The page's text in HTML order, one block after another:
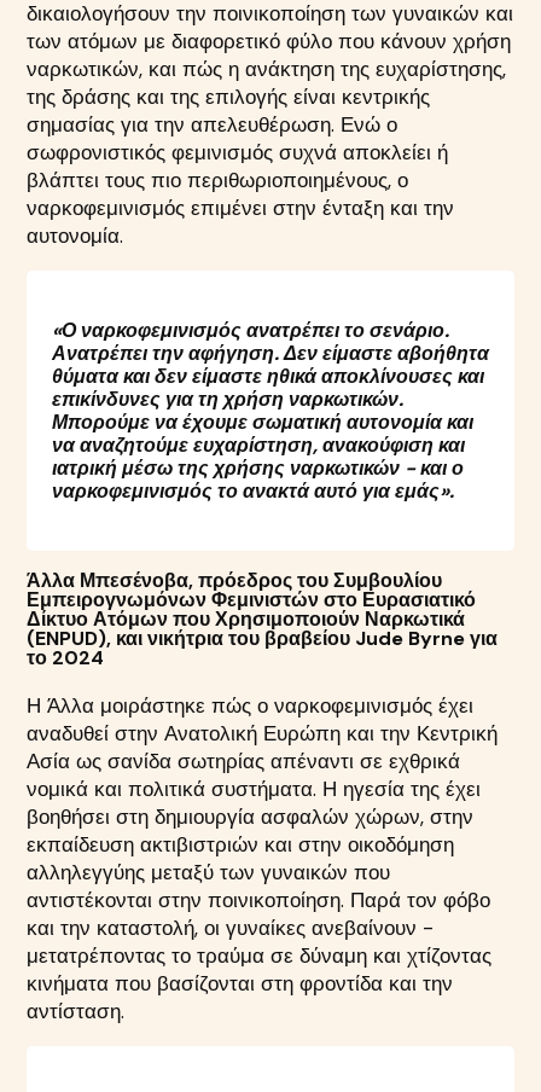
δικαιολογήσουν την ποινικοποίηση των γυναικών και
των ατόμων με διαφορετικό φύλο που κάνουν χρήση
ναρκωτικών, και πώς η ανάκτηση της ευχαρίστησης,
της δράσης και της επιλογής είναι κεντρικής
σημασίας για την απελευθέρωση. Ενώ ο
σωφρονιστικός φεμινισμός συχνά αποκλείει ή
βλάπτει τους πιο περιθωριοποιημένους, ο
ναρκοφεμινισμός επιμένει στην ένταξη και την
αυτονομία.
«Ο ναρκοφεμινισμός ανατρέπει το σενάριο.
Ανατρέπει την αφήγηση. Δεν είμαστε αβοήθητα
θύματα και δεν είμαστε ηθικά αποκλίνουσες και
επικίνδυνες για τη χρήση ναρκωτικών.
Μπορούμε να έχουμε σωματική αυτονομία και
να αναζητούμε ευχαρίστηση, ανακούφιση και
ιατρική μέσω της χρήσης ναρκωτικών - και ο
ναρκοφεμινισμός το ανακτά αυτό για εμάς».
Άλλα Μπεσένοβα, πρόεδρος του Συμβουλίου
Εμπειρογνωμόνων Φεμινιστών στο Ευρασιατικό
Δίκτυο Ατόμων που Χρησιμοποιούν Ναρκωτικά
(ENPUD), και νικήτρια του βραβείου Jude Byrne για
το 2024
Η Άλλα μοιράστηκε πώς ο ναρκοφεμινισμός έχει
αναδυθεί στην Ανατολική Ευρώπη και την Κεντρική
Ασία ως σανίδα σωτηρίας απέναντι σε εχθρικά
νομικά και πολιτικά συστήματα. Η ηγεσία της έχει
βοηθήσει στη δημιουργία ασφαλών χώρων, στην
εκπαίδευση ακτιβιστριών και στην οικοδόμηση
αλληλεγγύης μεταξύ των γυναικών που
αντιστέκονται στην ποινικοποίηση. Παρά τον φόβο
και την καταστολή, οι γυναίκες ανεβαίνουν -
μετατρέποντας το τραύμα σε δύναμη και χτίζοντας
κινήματα που βασίζονται στη φροντίδα και την
αντίσταση.